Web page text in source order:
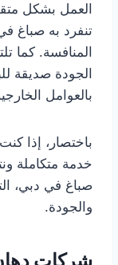
العمل بشكل
تنفرد به صباغ
المنافسة. كما
الجودة صديقة
بالعوامل
باختصار، إذا
خدمة متكاملة
صباغ في دبي،
والجودة.